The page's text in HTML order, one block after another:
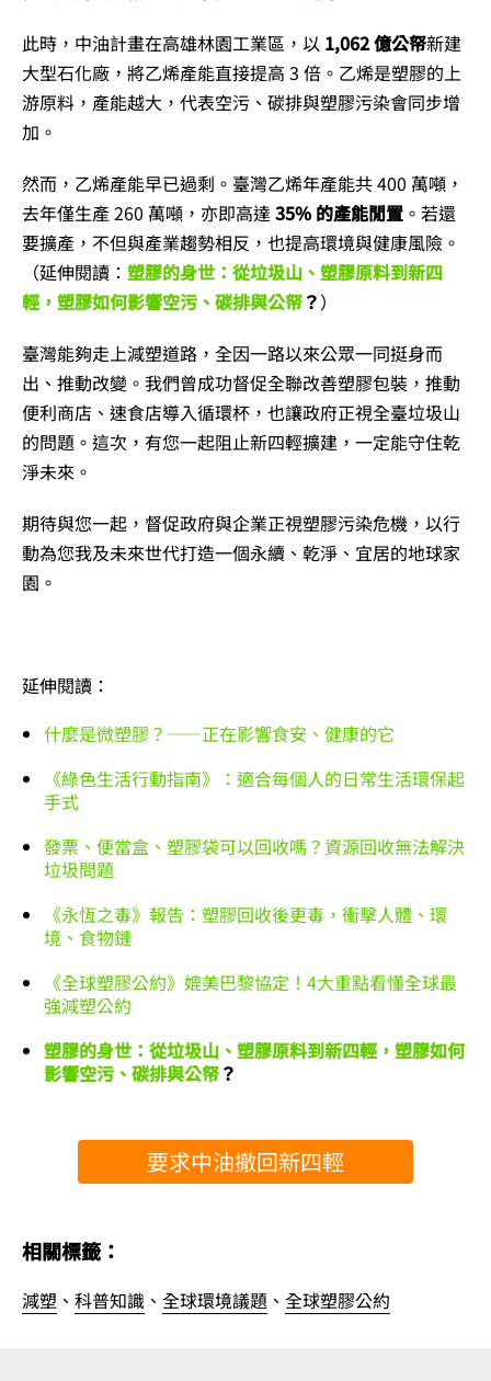
此時，中油計畫在高雄林園工業區，以 1,062 億公帑新建
大型石化廠，將乙烯產能直接提高 3 倍。乙烯是塑膠的上
游原料，產能越大，代表空污、碳排與塑膠污染會同步增
加。
然而，乙烯產能早已過剩。臺灣乙烯年產能共 400 萬噸，
去年僅生產 260 萬噸，亦即高達 35% 的產能閒置 。若還
要擴產，不但與產業趨勢相反，也提高環境與健康風險。
（延伸閱讀： 塑膠的身世：從垃圾山、塑膠原料到新四
輕，塑膠如何影響空污、碳排與公帑？）
臺灣能夠走上減塑道路，全因一路以來公眾一同挺身而
出、推動改變。我們曾成功督促全聯改善塑膠包裝，推動
便利商店、速食店導入循環杯，也讓政府正視全臺垃圾山
的問題。這次，有您一起阻止新四輕擴建，一定能守住乾
淨未來。
期待與您一起，督促政府與企業正視塑膠污染危機，以行
動為您我及未來世代打造一個永續、乾淨、宜居的地球家
園。
延伸閱讀：
什麼是微塑膠？——正在影響食安、健康的它
《綠色生活行動指南》：適合每個人的日常生活環保起
手式
發票、便當盒、塑膠袋可以回收嗎？資源回收無法解決
垃圾問題
《永恆之毒》報告：塑膠回收後更毒，衝擊人體、環
境、食物鏈
《全球塑膠公約》媲美巴黎協定！4大重點看懂全球最
強減塑公約
塑膠的身世：從垃圾山、塑膠原料到新四輕，塑膠如何
影響空污、碳排與公帑？
要求中油撤回新四輕
相關標籤：
減塑 、 科普知識 、 全球環境議題 、 全球塑膠公約